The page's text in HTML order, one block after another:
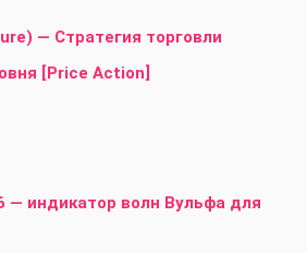
— Стратегия торговли
[Price Action]
— индикатор волн Вульфа для